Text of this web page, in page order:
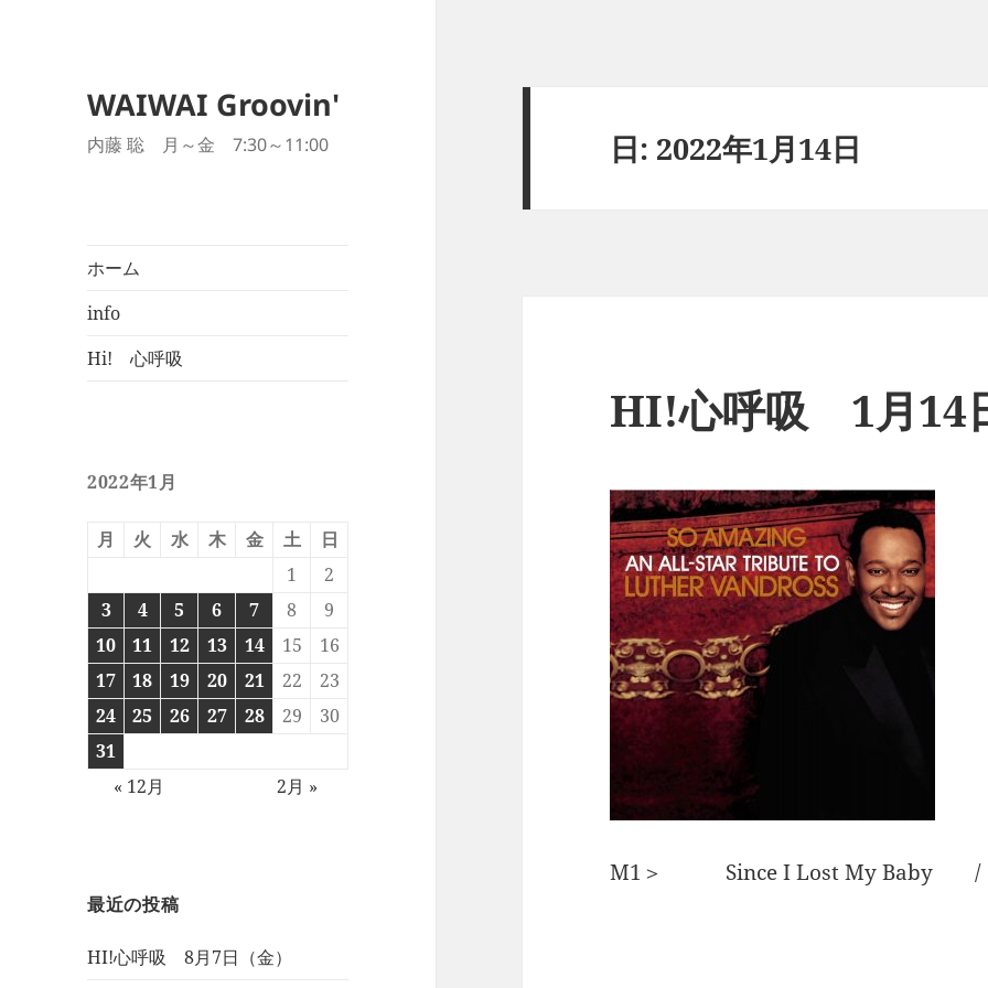
WAIWAI Groovin'
内藤 聡 月～金 7:30～11:00
ホーム
info
Hi! 心呼吸
2022年1月
月 火 水 木 金 土
日
1
2
3
4 5 6 7 8
9
10
11 12 13 14 15
16
17
18 19 20 21 22
23
24
25 26 27 28 29
30
31
« 12月
2月 »
最近の投稿
HI!心呼吸 8月7日（金）
日: 2022年1月14日
HI!心呼吸 1月14
M1＞ Since I Lost My Baby / ア